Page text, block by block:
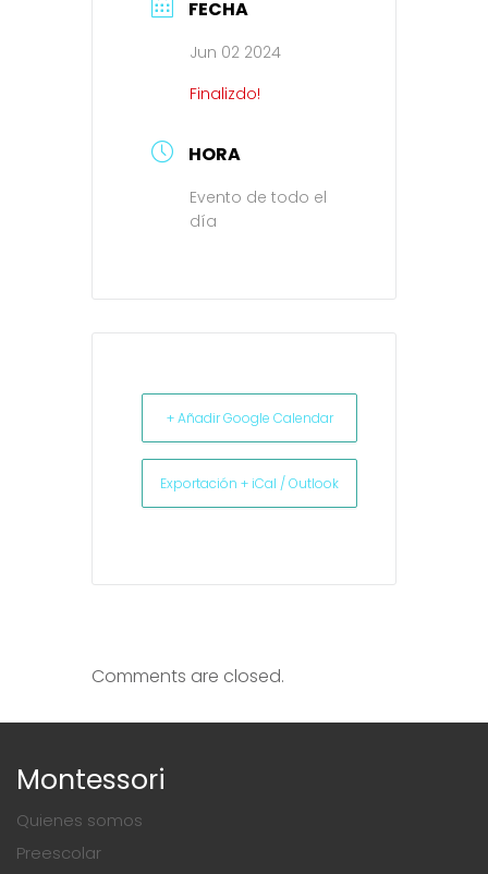
FECHA
Jun 02 2024
Finalizdo!
HORA
Evento de todo el
día
+ Añadir Google Calendar
Exportación + iCal / Outlook
Comments are closed.
Montessori
Quienes somos
Preescolar